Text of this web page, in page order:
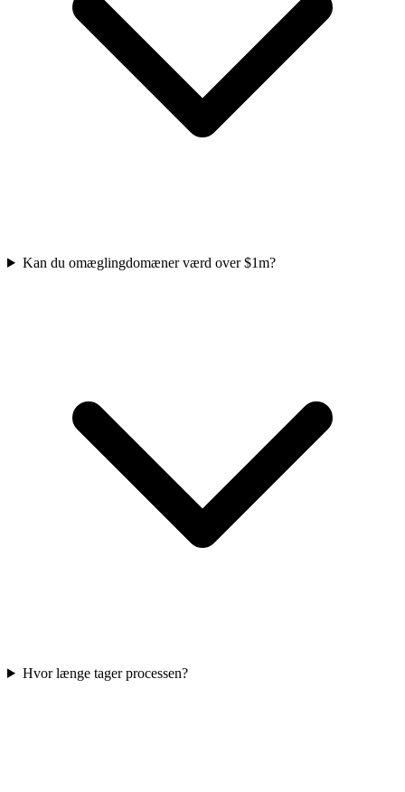
Kan du omæglingdomæner værd over $1m?
Hvor længe tager processen?